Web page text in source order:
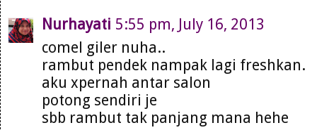
Nurhayati 5:55 pm, July 16, 2013
comel giler nuha..
rambut pendek nampak lagi freshkan.
aku xpernah antar salon
potong sendiri je
sbb rambut tak panjang mana hehe